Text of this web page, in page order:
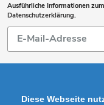
Ausführliche Informationen
Datenschutzerklärung.
Abonnieren
Sie
unsere
Diese Webseite